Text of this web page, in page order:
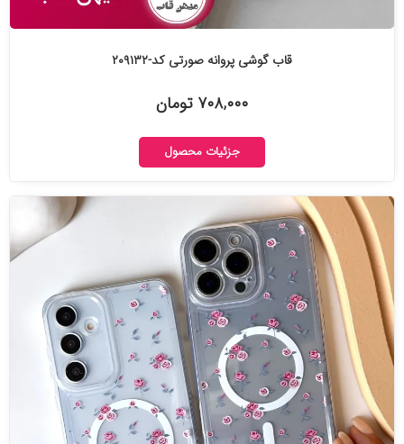
قاب گوشی پروانه صورتی کد-۲۰۹۱۳۲
۷۰۸,۰۰۰ تومان
جزئیات محصول